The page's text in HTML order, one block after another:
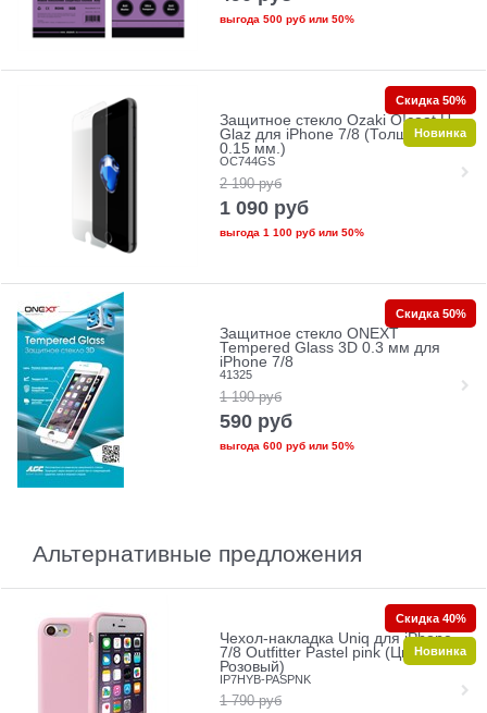
выгода 500 рубили 50%
Защитное стекло Ozaki O!coat U-
Glaz для iPhone 7/8 (Толщина:
0.15 мм.)
OC744GS
2 190 руб
1 090 руб
выгода 1 100 рубили 50%
Скидка 50%
Новинка
Защитное стекло ONEXT
Tempered Glass 3D 0.3 мм для
iPhone 7/8
41325
1 190 руб
590 руб
выгода 600 рубили 50%
Скидка 50%
Альтернативные предложения
Чехол-накладка Uniq для iPhone
7/8 Outfitter Pastel pink (Цвет:
Розовый)
IP7HYB-PASPNK
1 790 руб
Скидка 40%
Новинка